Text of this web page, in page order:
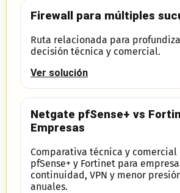
Firewall para múltiples
Ruta relacionada para
decisión técnica y comercial.
Ver solución
Netgate pfSense+ vs
Empresas
Comparativa técnica y comercial
pfSense+ y Fortinet para
continuidad, VPN y menor
anuales.